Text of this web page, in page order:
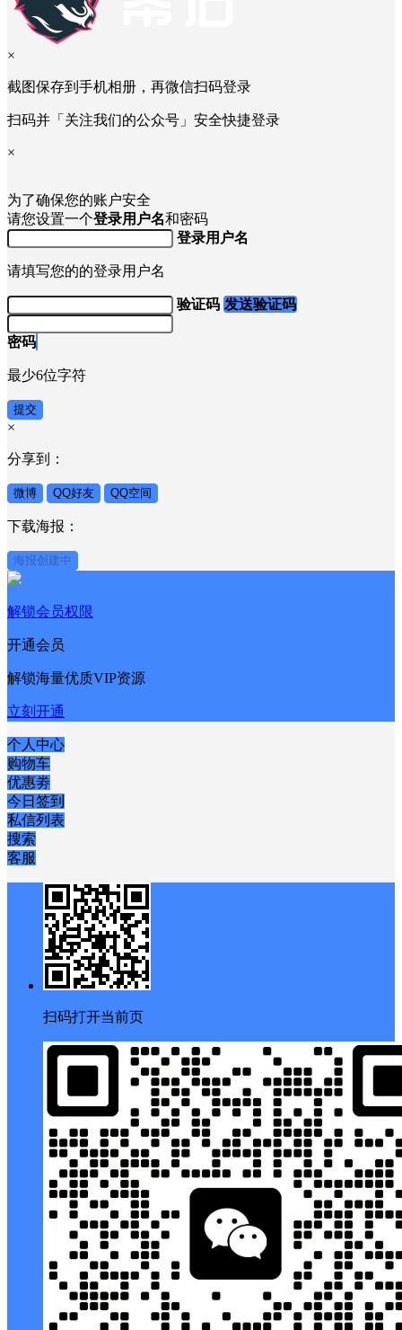
举报提交后，我们会以邮件的形式向您反馈处理结果。
×
扫码并「关注我们的公众号」安全快捷登录
×
为了确保您的账户安全
请您设置一个登录用户名和密码
请填写您的的登录用户名
密码
最少6位字符
提交
×
分享到：
微博
下载海报：
海报创建中
解锁会员权限
开通会员
解锁海量优质VIP资源
立刻开通
个人中心
购物车
今日签到
私信列表
扫码打开当前页